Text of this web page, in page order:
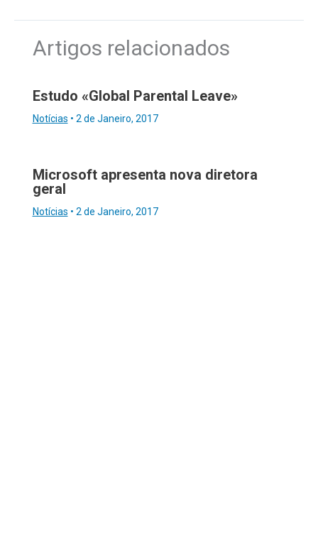
Artigos relacionados
Estudo «Global Parental Leave»
Notícias • 2 de Janeiro, 2017
Microsoft apresenta nova diretora
geral
Notícias • 2 de Janeiro, 2017